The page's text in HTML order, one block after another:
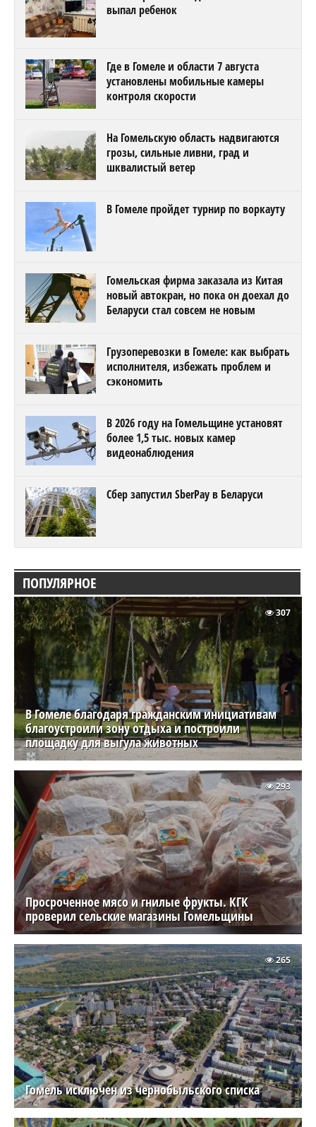
выпал ребенок
Где в Гомеле и области 7 августа
установлены мобильные камеры
контроля скорости
На Гомельскую область надвигаются
грозы, сильные ливни, град и
шквалистый ветер
В Гомеле пройдет турнир по воркауту
Гомельская фирма заказала из Китая
новый автокран, но пока он доехал до
Беларуси стал совсем не новым
Грузоперевозки в Гомеле: как выбрать
исполнителя, избежать проблем и
сэкономить
В 2026 году на Гомельщине установят
более 1,5 тыс. новых камер
видеонаблюдения
Сбер запустил SberPay в Беларуси
ПОПУЛЯРНОЕ
В Гомеле благодаря гражданским инициативам
благоустроили зону отдыха и построили
площадку для выгула животных
307
Просроченное мясо и гнилые фрукты. КГК
проверил сельские магазины Гомельщины
293
Гомель исключен из чернобыльского списка
265